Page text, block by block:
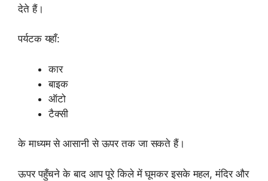
देते हैं।
पर्यटक यहाँ:
कार
बाइक
ऑटो
टैक्सी
के माध्यम से आसानी से ऊपर तक जा सकते हैं।
ऊपर पहुँचने के बाद आप पूरे किले में घूमकर इसके महल, मंदिर और